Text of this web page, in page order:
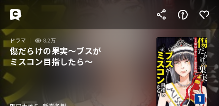
ドラマ 8.2万
傷だらけの果実～ブスが
ミスコン目指したら～